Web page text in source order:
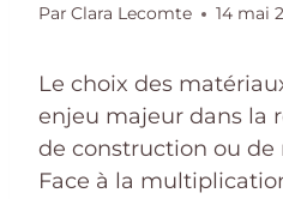
Par Clara Lecomte 14 mai
Le choix des
enjeu majeur dans la
de construction ou de
Face à la